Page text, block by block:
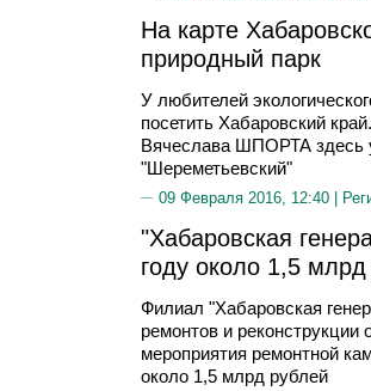
На карте
природный парк
У любителей
посетить Хабаровский
Вячеслава ШПОРТА здесь
"Шереметьевский"
09 Февраля 2016, 12:40 |
"Хабаровская
году около 1,5
Филиал "Хабаровская
ремонтов и реконструкции
мероприятия ремонтной
около 1,5 млрд рублей